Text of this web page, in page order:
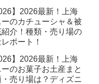
】2026最新！上海
のカチューシャ＆被
紹介！種類・売り場の
ポート！
】2026最新！上海
のお菓子お土産まと
売り場は？ディズニ